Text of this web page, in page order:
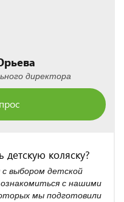
директора
коляску?
выбором детской
с нашими
мы подготовили